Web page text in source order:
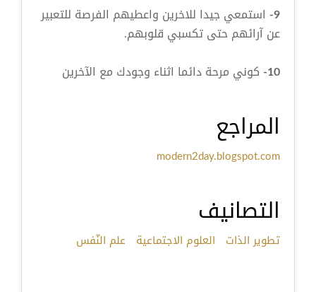
9- استمعي جيدا للاخرين واعطيهم الفرصة للتعبير
عن آرائهم حتى تكسبي قلوبهم.
10- كوني مرحة دائما اثناء وجودك مع الآخرين
المراجع
modern2day.blogspot.com
التصانيف
تطوير الذات العلوم الاجتماعية علم النّفس